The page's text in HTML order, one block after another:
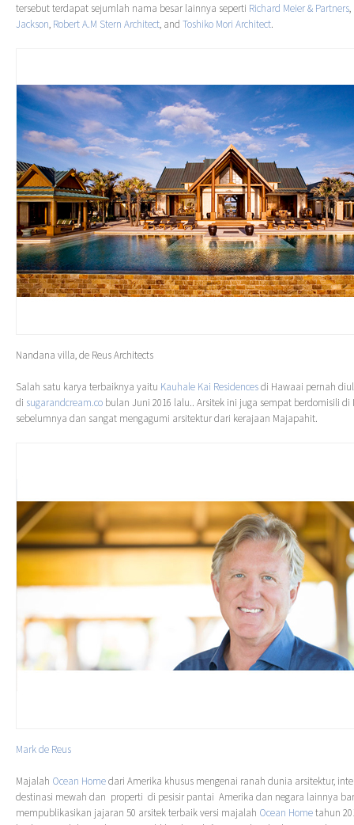
tersebut terdapat sejumlah nama besar lainnya seperti Richard Meier & Partners,
Jackson, Robert A.M Stern Architect, and Toshiko Mori Architect.
Nandana villa, de Reus Architects
Salah satu karya terbaiknya yaitu Kauhale Kai Residencesdi Hawaai pernah
di sugarandcream.co bulan Juni 2016 lalu.. Arsitek ini juga sempat berdomisili di
sebelumnya dan sangat mengagumi arsitektur dari kerajaan Majapahit.
Mark de Reus
Majalah Ocean Homedari Amerika khusus mengenai ranah dunia arsitektur,
destinasi mewah dan properti di pesisir pantai Amerika dan negara lainnya
mempublikasikan jajaran 50 arsitek terbaik versi majalah Ocean Hometahun